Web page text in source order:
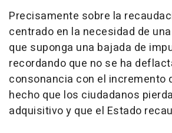
Precisamente sobre la
centrado en la necesidad de
que suponga una bajada de
recordando que no se ha
consonancia con el incremento
hecho que los ciudadanos
adquisitivo y que el Estado